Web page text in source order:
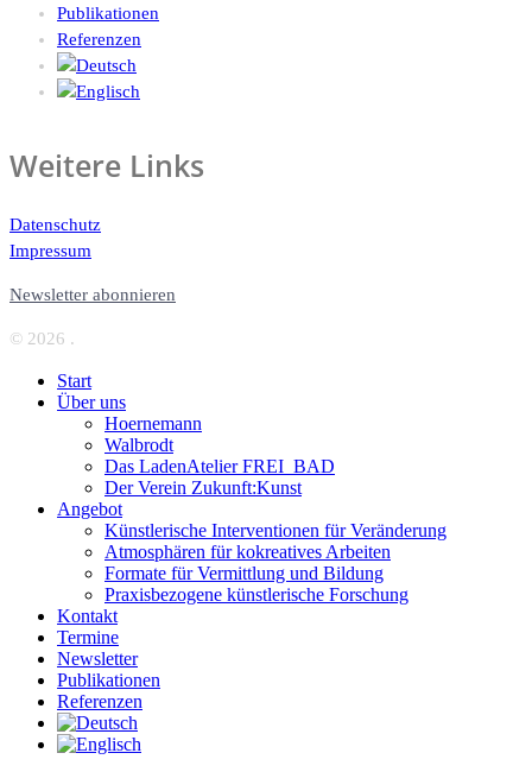
Publikationen
Referenzen
Weitere Links
Datenschutz
Impressum
Newsletter abonnieren
© 2026 .
Start
Über uns
Hoernemann
Walbrodt
Das LadenAtelier FREI_BAD
Der Verein Zukunft:Kunst
Angebot
Künstlerische Interventionen für Veränderung
Atmosphären für kokreatives Arbeiten
Formate für Vermittlung und Bildung
Praxisbezogene künstlerische Forschung
Kontakt
Termine
Newsletter
Publikationen
Referenzen